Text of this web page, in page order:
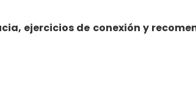
ejercicios de conexión y